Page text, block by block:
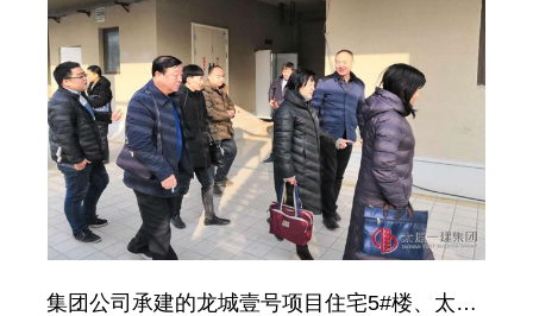
集团公司承建的龙城壹号项目住宅5#楼、太原市第四人民医院省结核病疾病防治楼顺…